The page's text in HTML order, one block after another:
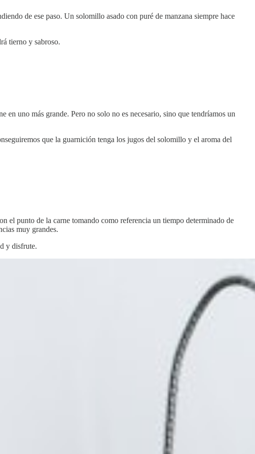
de ese paso. Un solomillo asado con puré de manzana siempre hace
tierno y sabroso.
en uno más grande. Pero no solo no es necesario, sino que tendríamos un
que la guarnición tenga los jugos del solomillo y el aroma del
el punto de la carne tomando como referencia un tiempo determinado de
muy grandes.
y disfrute.